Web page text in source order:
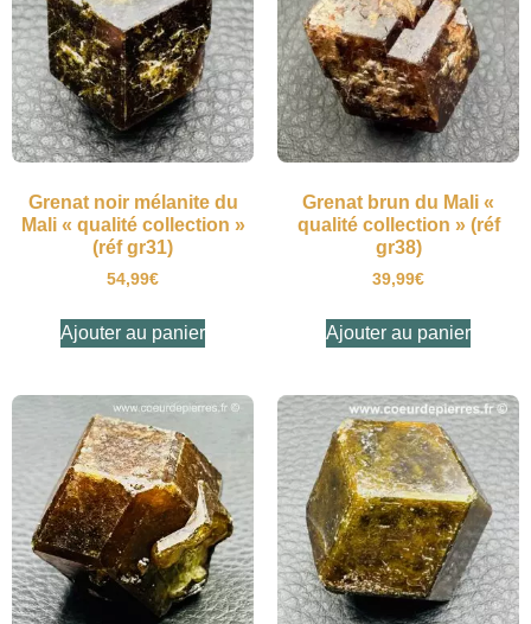
Grenat noir mélanite du
Mali « qualité collection »
(réf gr31)
54,99€
Ajouter au panier
Grenat brun du Mali «
qualité collection » (réf
gr38)
39,99€
Ajouter au panier